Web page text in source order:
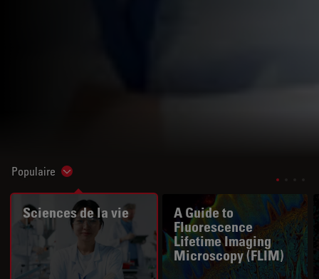
Populaire Show subnavigation
Sciences de la vie
A Guide to
Fluorescence
Lifetime Imaging
Microscopy (FLIM)